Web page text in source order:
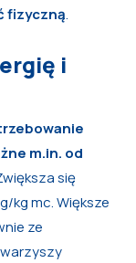
fizyczną.
i
m.in. od
się
kg mc. Większe
ze